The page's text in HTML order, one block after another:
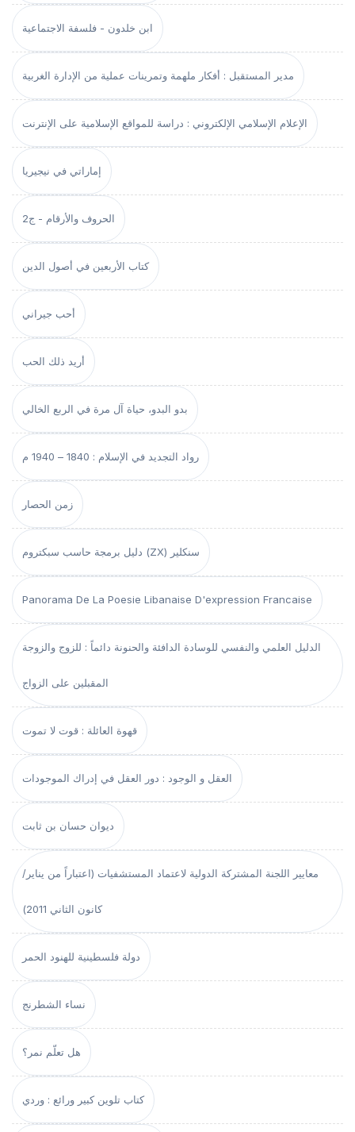
ابن خلدون - فلسفة الاجتماعية
مدير المستقبل : أفكار ملهمة وتمرينات عملية من الإدارة الغربية
الإعلام الإسلامي الإلكتروني : دراسة للمواقع الإسلامية على الإنترنت
إماراتي في نيجيريا
الحروف والأرقام - ج2
كتاب الأربعين في أصول الدين
أحب جيراني
أريد ذلك الحب
بدو البدو، حياة آل مرة في الربع الخالي
رواد التجديد في الإسلام : 1840 – 1940 م
زمن الحصار
دليل برمجة حاسب سبكتروم (ZX) سنكلير
Panorama De La Poesie Libanaise D'expression Francaise
الدليل العلمي والنفسي للوسادة الدافئة والحنونة دائماً : للزوج والزوجة
المقبلين على الزواج
قهوة العائلة : قوت لا تموت
العقل و الوجود : دور العقل في إدراك الموجودات
ديوان حسان بن ثابت
معايير اللجنة المشتركة الدولية لاعتماد المستشفيات (اعتباراً من يناير/
كانون الثاني 2011)
دولة فلسطينية للهنود الحمر
نساء الشطرنج
هل تعلّم نمر؟
كتاب تلوين كبير ورائع : وردي